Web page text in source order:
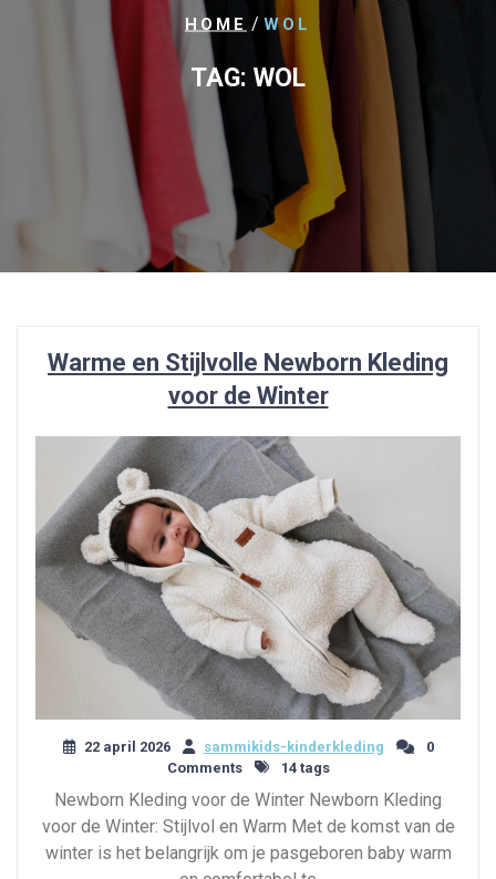
HOME / WOL
TAG: WOL
Warme en Stijlvolle Newborn Kleding
voor de Winter
22 april 2026 sammikids-kinderkleding
0
Comments
14 tags
Newborn Kleding voor de Winter Newborn Kleding
voor de Winter: Stijlvol en Warm Met de komst van de
winter is het belangrijk om je pasgeboren baby warm